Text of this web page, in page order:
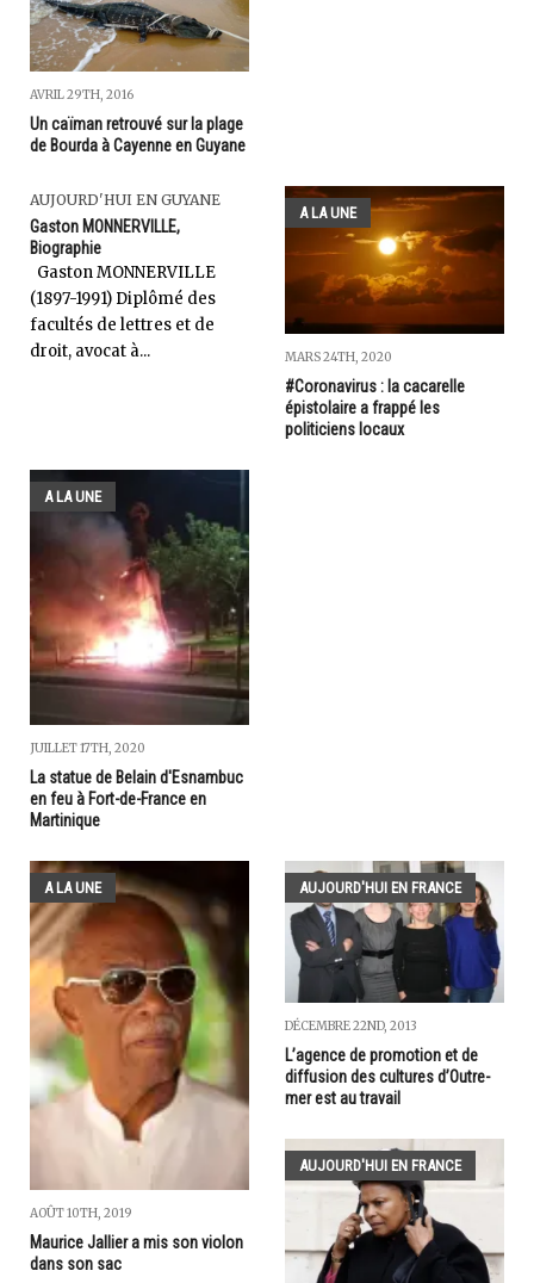
AVRIL 29TH, 2016
Un caïman retrouvé sur la plage
de Bourda à Cayenne en Guyane
AUJOURD'HUI EN GUYANE
Gaston MONNERVILLE,
Biographie
Gaston MONNERVILLE
(1897-1991) Diplômé des
facultés de lettres et de
droit, avocat à...
A LA UNE
MARS 24TH, 2020
#Coronavirus : la cacarelle
épistolaire a frappé les
politiciens locaux
A LA UNE
JUILLET 17TH, 2020
La statue de Belain d'Esnambuc
en feu à Fort-de-France en
Martinique
A LA UNE
AOÛT 10TH, 2019
Maurice Jallier a mis son violon
dans son sac
AUJOURD'HUI EN FRANCE
DÉCEMBRE 22ND, 2013
L’agence de promotion et de
diffusion des cultures d’Outre-
mer est au travail
AUJOURD'HUI EN FRANCE